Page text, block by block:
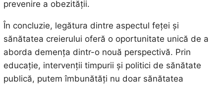
prevenire a obezității.
În concluzie, legătura dintre aspectul feței și
sănătatea creierului oferă o oportunitate unică de a
aborda demența dintr-o nouă perspectivă. Prin
educație, intervenții timpurii și politici de sănătate
publică, putem îmbunătăți nu doar sănătatea